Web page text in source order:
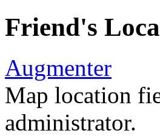
Friend's
Augmenter
Map location
administrator.